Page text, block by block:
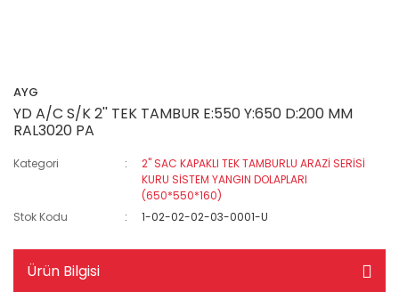
AYG
YD A/C S/K 2'' TEK TAMBUR E:550 Y:650 D:200 MM
RAL3020 PA
Kategori
2" SAC KAPAKLI TEK TAMBURLU ARAZİ SERİSİ
KURU SİSTEM YANGIN DOLAPLARI
(650*550*160)
Stok Kodu
1-02-02-02-03-0001-U
Ürün Bilgisi